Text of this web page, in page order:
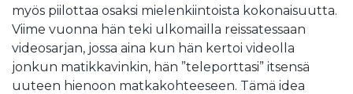
myös piilottaa osaksi mielenkiintoista kokonaisuutta.
Viime vuonna hän teki ulkomailla reissatessaan
videosarjan, jossa aina kun hän kertoi videolla
jonkun matikkavinkin, hän ”teleporttasi” itsensä
uuteen hienoon matkakohteeseen. Tämä idea